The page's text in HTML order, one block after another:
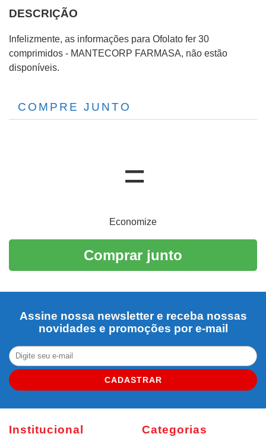
DESCRIÇÃO
Infelizmente, as informações para Ofolato fer 30
comprimidos - MANTECORP FARMASA, não estão
disponíveis.
COMPRE JUNTO
Economize
Comprar junto
Assine nossa newsletter e receba nossas
novidades e promoções por e-mail
CADASTRAR
Institucional Categorias